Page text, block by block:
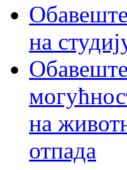
на
на
отпада